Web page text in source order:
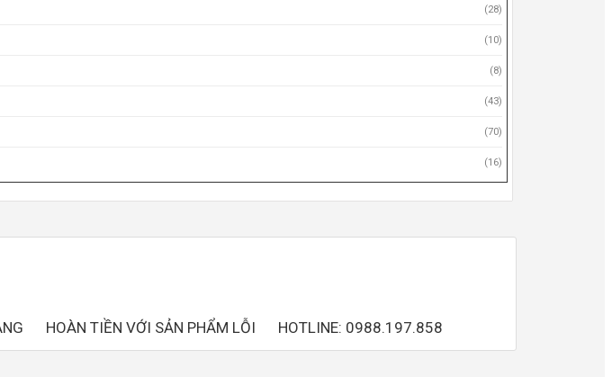
(28)
(10)
(8)
(43)
(70)
(16)
HOÀN TIỀN VỚI SẢN PHẨM LỖI HOTLINE: 0988.197.858